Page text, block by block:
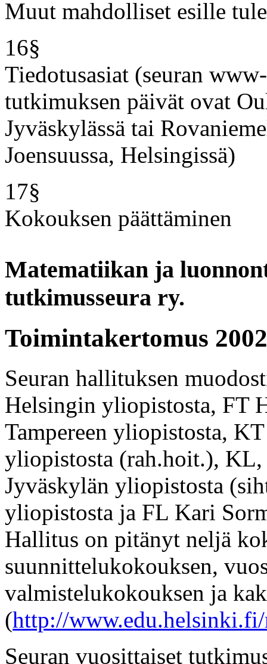
Muut mahdolliset esille
16§
Tiedotusasiat (seuran
tutkimuksen päivät ovat
Jyväskylässä tai
Joensuussa, Helsingissä)
17§
Kokouksen päättäminen
Matematiikan ja
tutkimusseura ry.
Toimintakertomus
Seuran hallituksen
Helsingin yliopistosta, FT
Tampereen yliopistosta,
yliopistosta (rah.hoit.),
Jyväskylän yliopistosta
yliopistosta ja FL Kari
Hallitus on pitänyt neljä
suunnittelukokouksen,
valmistelukokouksen ja
(http://
Seuran vuosittaiset